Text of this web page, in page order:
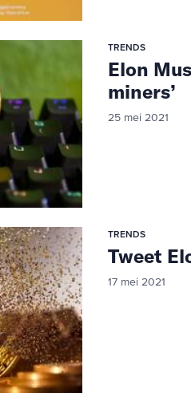
TRENDS
Elon
miners’
25 mei 2021
TRENDS
Tweet
17 mei 2021